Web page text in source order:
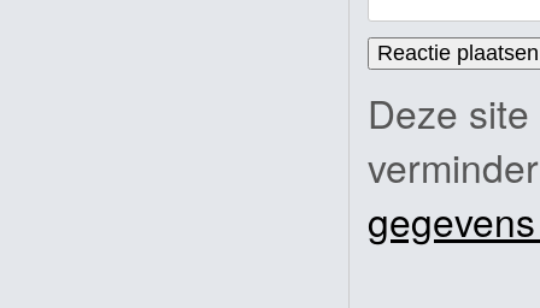
Deze